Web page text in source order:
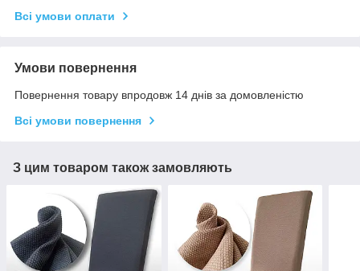
Всі умови оплати
Умови повернення
Повернення товару впродовж 14 днів за домовленістю
Всі умови повернення
З цим товаром також замовляють